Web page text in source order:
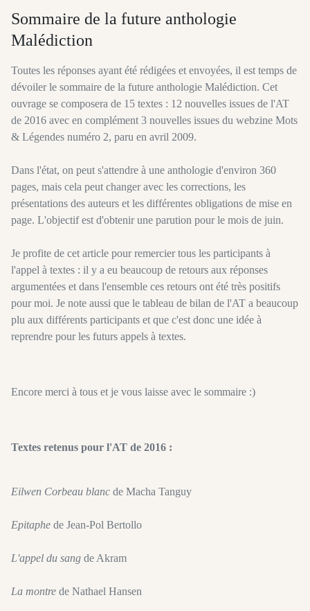
Sommaire de la future anthologie
Malédiction
Toutes les réponses ayant été rédigées et envoyées, il est temps de
dévoiler le sommaire de la future anthologie Malédiction. Cet
ouvrage se composera de 15 textes : 12 nouvelles issues de l'AT
de 2016 avec en complément 3 nouvelles issues du webzine Mots
& Légendes numéro 2, paru en avril 2009.
Dans l'état, on peut s'attendre à une anthologie d'environ 360
pages, mais cela peut changer avec les corrections, les
présentations des auteurs et les différentes obligations de mise en
page. L'objectif est d'obtenir une parution pour le mois de juin.
Je profite de cet article pour remercier tous les participants à
l'appel à textes : il y a eu beaucoup de retours aux réponses
argumentées et dans l'ensemble ces retours ont été très positifs
pour moi. Je note aussi que le tableau de bilan de l'AT a beaucoup
plu aux différents participants et que c'est donc une idée à
reprendre pour les futurs appels à textes.
Encore merci à tous et je vous laisse avec le sommaire :)
Textes retenus pour l'AT de 2016 :
Eilwen Corbeau blanc de Macha Tanguy
Epitaphe de Jean-Pol Bertollo
L'appel du sang de Akram
La montre de Nathael Hansen